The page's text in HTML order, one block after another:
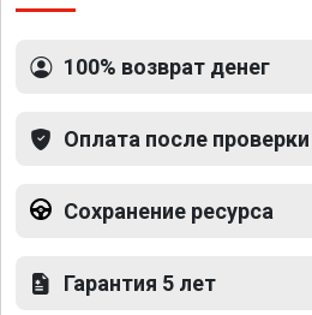
100% возврат денег
Оплата после проверки
Сохранение ресурса
Гарантия 5 лет